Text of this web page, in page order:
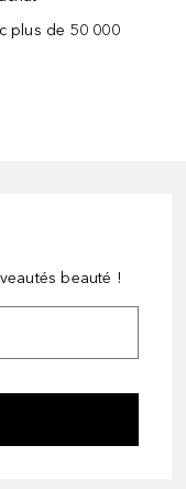
plus de 50 000
beauté !